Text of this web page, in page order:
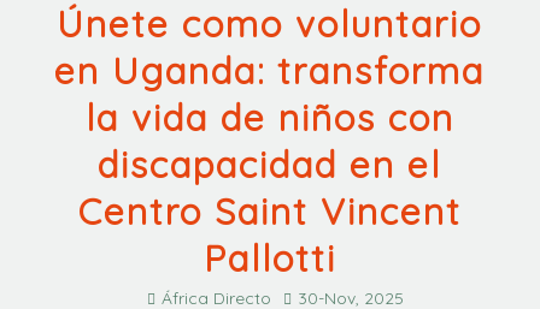
Únete como voluntario
en Uganda: transforma
la vida de niños con
discapacidad en el
Centro Saint Vincent
Pallotti
África Directo 30-Nov, 2025